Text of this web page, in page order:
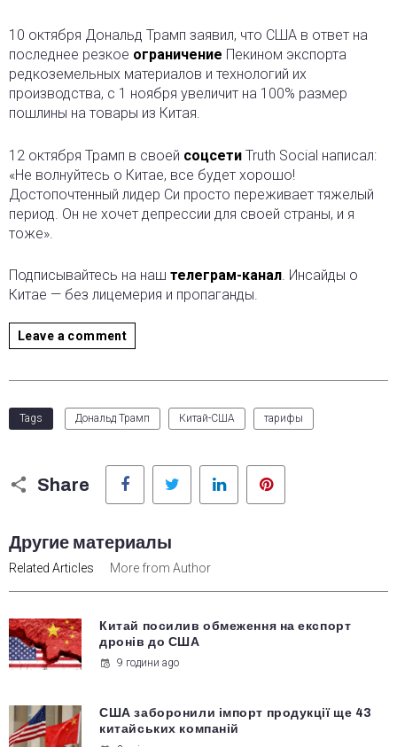
10 октября Дональд Трамп заявил, что США в ответ на
последнее резкое ограничение Пекином экспорта
редкоземельных материалов и технологий их
производства, с 1 ноября увеличит на 100% размер
пошлины на товары из Китая.
12 октября Трамп в своей соцсети Truth Social написал:
«Не волнуйтесь о Китае, все будет хорошо!
Достопочтенный лидер Си просто переживает тяжелый
период. Он не хочет депрессии для своей страны, и я
тоже».
Подписывайтесь на наш телеграм-канал. Инсайды о
Китае — без лицемерия и пропаганды.
Leave a comment
Tags Дональд Трамп Китай-США тарифы
Share
Facebook Twitter LinkedIn
Другие материалы
Related Articles More from Author
Китай посилив обмеження на експорт
дронів до США
9 години ago
США заборонили імпорт продукції ще 43
китайських компаній